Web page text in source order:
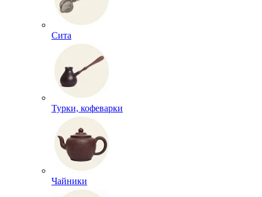
Сита
Турки, кофеварки
Чайники